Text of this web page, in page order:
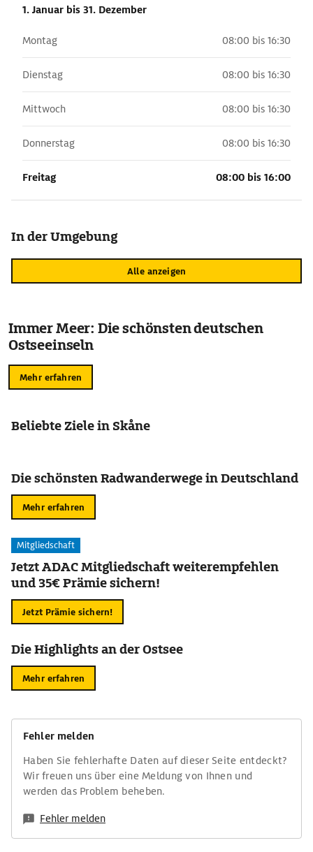
1. Januar bis 31. Dezember
Montag 08:00 bis 16:30
Dienstag 08:00 bis 16:30
Mittwoch 08:00 bis 16:30
Donnerstag 08:00 bis 16:30
Freitag 08:00 bis 16:00
In der Umgebung
Alle anzeigen
Immer Meer: Die schönsten deutschen
Ostseeinseln
Mehr erfahren
Beliebte Ziele in Skåne
Die schönsten Radwanderwege in Deutschland
Mehr erfahren
Mitgliedschaft
Jetzt ADAC Mitgliedschaft weiterempfehlen
und 35€ Prämie sichern!
Jetzt Prämie sichern!
Die Highlights an der Ostsee
Mehr erfahren
Fehler melden
Haben Sie fehlerhafte Daten auf dieser Seite entdeckt?
Wir freuen uns über eine Meldung von Ihnen und
werden das Problem beheben.
Fehler melden